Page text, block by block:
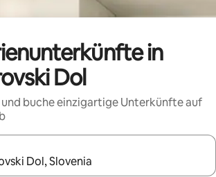
in
Dol
und buche einzigartige Unterkünfte auf
Ergebnisse verfügbar sind, navigiere mit